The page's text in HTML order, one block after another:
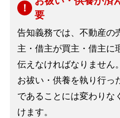
要
告知義務では、不動産の
主・借主が買主・借主に
伝えなければなりません。
お祓い・供養を執り行っ
であることには変わりな
けます。